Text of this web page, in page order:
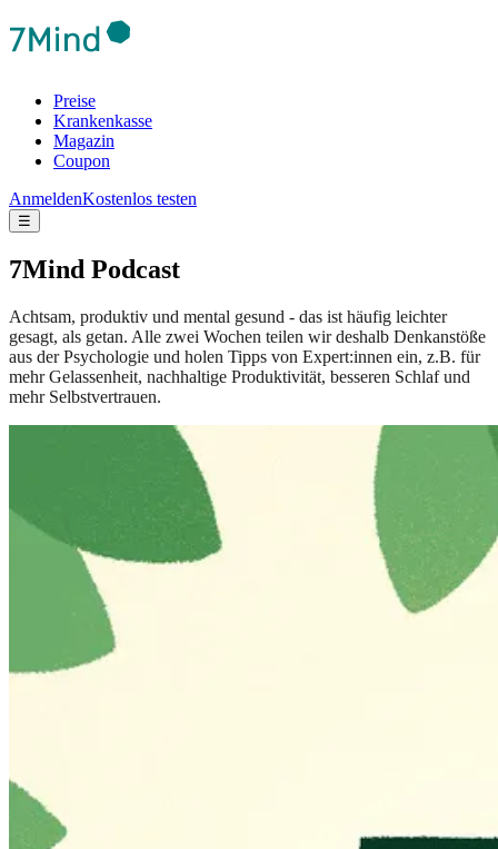
Preise
Krankenkasse
Magazin
Coupon
AnmeldenKostenlos testen
☰
7Mind Podcast
Achtsam, produktiv und mental gesund - das ist häufig leichter
gesagt, als getan. Alle zwei Wochen teilen wir deshalb Denkanstöße
aus der Psychologie und holen Tipps von Expert:innen ein, z.B. für
mehr Gelassenheit, nachhaltige Produktivität, besseren Schlaf und
mehr Selbstvertrauen.